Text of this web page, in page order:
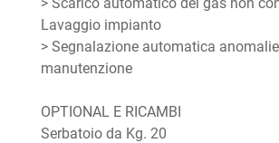
Lavaggio impianto
> Segnalazione automatica
manutenzione
OPTIONAL E RICAMBI
Serbatoio da Kg. 20